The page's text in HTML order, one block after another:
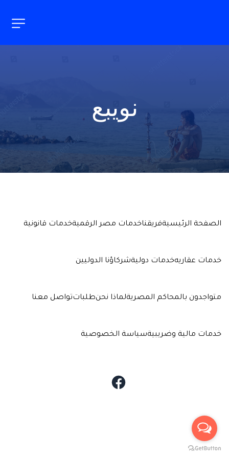
نويبع
الصفحة الرئيسيةفريقناخدمات مصر الرقميةخدمات قانونية
خدمات عقاريهخدمات دوليةشركاؤنا الدوليين
متواجدون بالمحاكم المصريةلماذا نحنطلباتتواصل معنا
خدمات مالية وضريبيةسياسة الخصوصية